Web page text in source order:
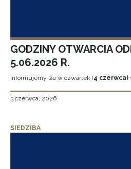
GODZINY OTWARCIA
5.06.2026 R.
Informujemy, że w czwartek (4 czerwca)
3 czerwca, 2026
SIEDZIBA